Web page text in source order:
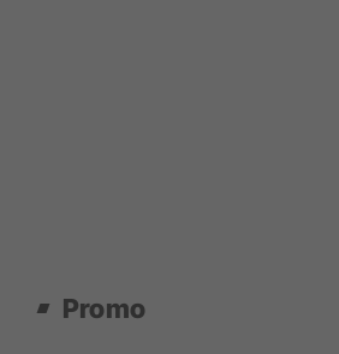
Promo